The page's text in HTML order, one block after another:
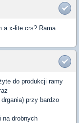
a x-lite crs? Rama
do produkcji ramy
przy bardzo
na drobnych